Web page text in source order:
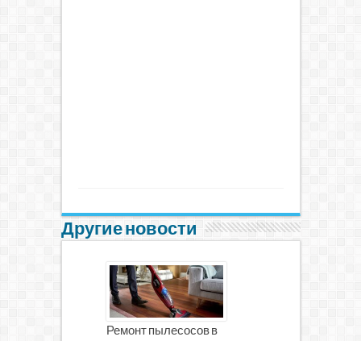
Другие новости
Ремонт пылесосов в